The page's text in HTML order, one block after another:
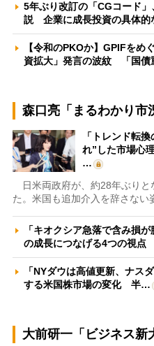
5年ぶり改訂の「CGコード
説 企業に成長投資の具体
【令和のPKOか】GPIFをめ
資拡大」発言の波紋 「国
森口亮「まるわかり市
「トレンド転
れ”した市場心
…
日米両政府が、約28年ぶりと
た。米国も追加介入を辞さな
「キオクシア急落で含み損
の成長につなげる4つの視
「NYダウは高値更新、ナス
する米国株市場の変化 半…
大前研一「ビジネス新